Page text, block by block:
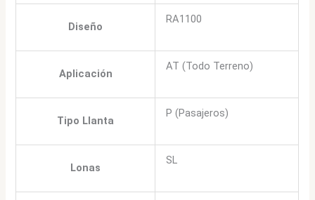
Diseño
RA1100
Aplicación
AT (Todo Terreno)
Tipo Llanta
P (Pasajeros)
Lonas
SL